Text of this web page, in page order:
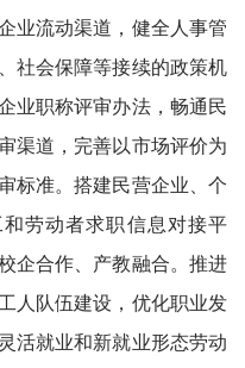
业流动渠道，健全人事管
社会保障等接续的政策机
业职称评审办法，畅通民
渠道，完善以市场评价为
标准。搭建民营企业、个
劳动者求职信息对接平
企合作、产教融合。推进
人队伍建设，优化职业发
活就业和新就业形态劳动